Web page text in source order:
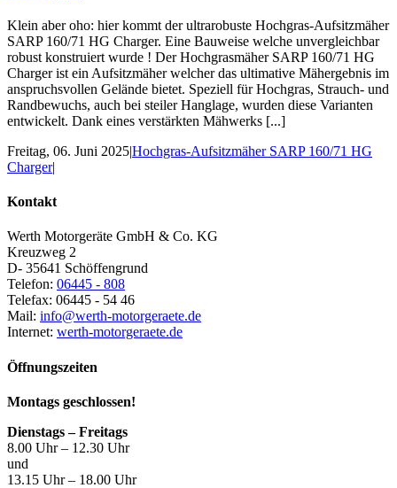
Klein aber oho: hier kommt der ultrarobuste Hochgras-Aufsitzmäher
SARP 160/71 HG Charger. Eine Bauweise welche unvergleichbar
robust konstruiert wurde ! Der Hochgrasmäher SARP 160/71 HG
Charger ist ein Aufsitzmäher welcher das ultimative Mähergebnis im
anspruchsvollen Gelände bietet. Speziell für Hochgras, Strauch- und
Randbewuchs, auch bei steiler Hanglage, wurden diese Varianten
entwickelt. Dank eines verstärkten Mähwerks [...]
Freitag, 06. Juni 2025|Hochgras-Aufsitzmäher SARP 160/71 HG
Charger|
Kontakt
Werth Motorgeräte GmbH & Co. KG
Kreuzweg 2
D- 35641 Schöffengrund
Telefon: 06445 - 808
Telefax: 06445 - 54 46
Mail: info@werth-motorgeraete.de
Internet: werth-motorgeraete.de
Öffnungszeiten
Montags geschlossen!
Dienstags – Freitags
8.00 Uhr – 12.30 Uhr
und
13.15 Uhr – 18.00 Uhr